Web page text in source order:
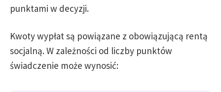
punktami w decyzji.
Kwoty wypłat są powiązane z obowiązującą rentą
socjalną. W zależności od liczby punktów
świadczenie może wynosić: